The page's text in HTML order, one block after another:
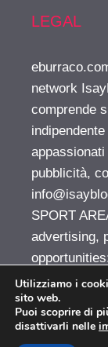
LEGAL
network
comprende
pubblicità,
SPORT
advertising,
Utilizziamo i
sito web.
Puoi scoprire di
disattivarli nelle
Vuoi